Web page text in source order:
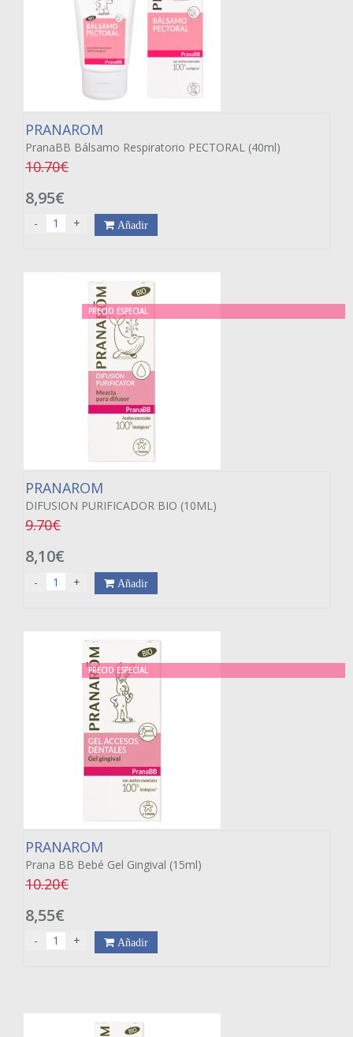
PRANAROM
PranaBB Bálsamo Respiratorio PECTORAL (40ml)
10.70€
8,95€
- + Añadir
PRECIO ESPECIAL
PRANAROM
DIFUSION PURIFICADOR BIO (10ML)
9.70€
8,10€
- + Añadir
PRECIO ESPECIAL
PRANAROM
Prana BB Bebé Gel Gingival (15ml)
10.20€
8,55€
- + Añadir